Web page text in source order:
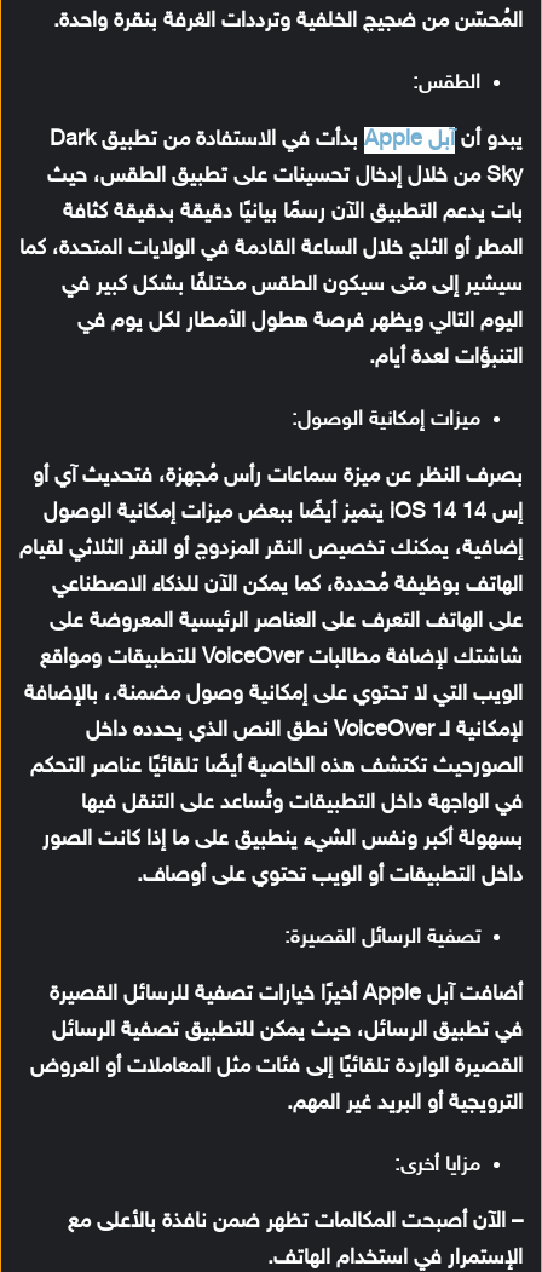
المُحسّن من ضجيج الخلفية وترددات الغرفة بنقرة واحدة.
الطقس:
يبدو أنآبل Apple
بدأت في الاستفادة من تطبيق Dark
Sky من خلال إدخال تحسينات على تطبيق الطقس، حيث
بات يدعم التطبيق الآن رسمًا بيانيًا دقيقة بدقيقة كثافة
المطر أو الثلج خلال الساعة القادمة في الولايات المتحدة، كما
سيشير إلى متى سيكون الطقس مختلفًا بشكل كبير في
اليوم التالي ويظهر فرصة هطول الأمطار لكل يوم في
التنبؤات لعدة أيام.
ميزات إمكانية الوصول:
بصرف النظر عن ميزة سماعات رأس مُجهزة، فتحديث آي أو
إس 14 iOS 14 يتميز أيضًا ببعض ميزات إمكانية الوصول
إضافية، يمكنك تخصيص النقر المزدوج أو النقر الثلاثي لقيام
الهاتف بوظيفة مُحددة، كما يمكن الآن للذكاء الاصطناعي
على الهاتف التعرف على العناصر الرئيسية المعروضة على
شاشتك لإضافة مطالبات VoiceOver للتطبيقات ومواقع
الويب التي لا تحتوي على إمكانية وصول مضمنة.، بالإضافة
لإمكانية لـ VoiceOver نطق النص الذي يحدده داخل
الصورحيث تكتشف هذه الخاصية أيضًا تلقائيًا عناصر التحكم
في الواجهة داخل التطبيقات وتُساعد على التنقل فيها
بسهولة أكبر ونفس الشيء ينطبيق على ما إذا كانت الصور
داخل التطبيقات أو الويب تحتوي على أوصاف.
تصفية الرسائل القصيرة:
أضافت آبل Apple أخيرًا خيارات تصفية للرسائل القصيرة
في تطبيق الرسائل، حيث يمكن للتطبيق تصفية الرسائل
القصيرة الواردة تلقائيًا إلى فئات مثل المعاملات أو العروض
الترويجية أو البريد غير المهم.
مزايا أخرى:
– الآن أصبحت المكالمات تظهر ضمن نافذة بالأعلى مع
الإستمرار في استخدام الهاتف.